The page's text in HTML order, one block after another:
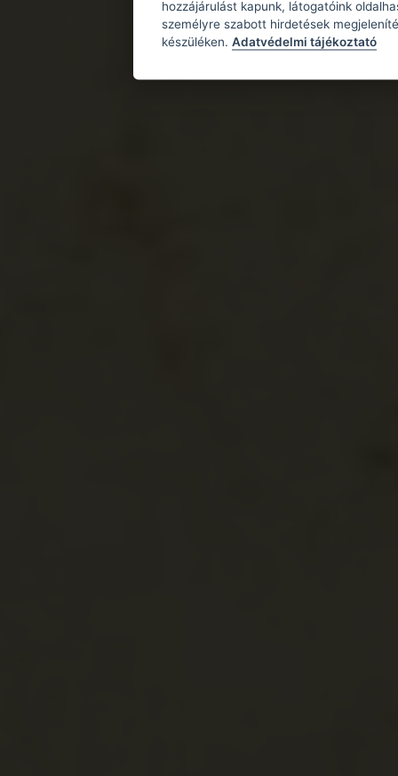
hozzájárulást kapunk, látogatóink
személyre szabott hirdetések
készüléken. Adatvédelmi tájékoztató